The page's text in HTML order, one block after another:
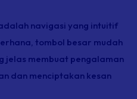
navigasi yang intuitif
tombol besar mudah
jelas membuat pengalaman
dan menciptakan kesan